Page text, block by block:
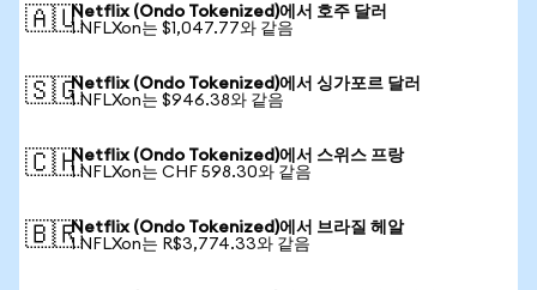
🇦🇺Netflix (Ondo Tokenized)에서 호주 달러
1 NFLXon는 $1,047.77와 같음
🇸🇬Netflix (Ondo Tokenized)에서 싱가포르 달러
1 NFLXon는 $946.38와 같음
🇨🇭Netflix (Ondo Tokenized)에서 스위스 프랑
1 NFLXon는 CHF 598.30와 같음
🇧🇷Netflix (Ondo Tokenized)에서 브라질 헤알
1 NFLXon는 R$3,774.33와 같음